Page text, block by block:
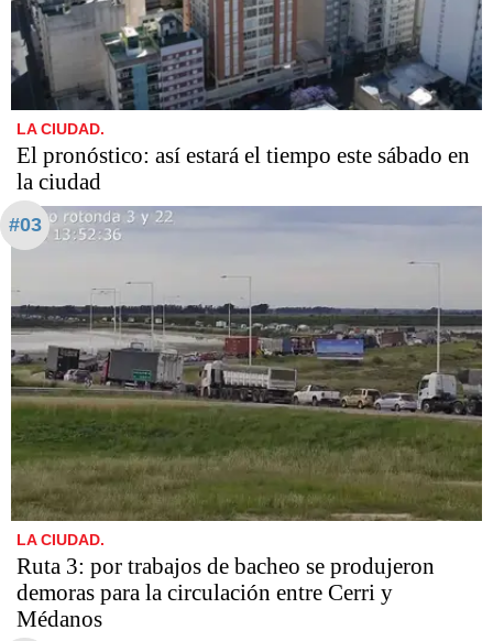
LA CIUDAD.
El pronóstico: así estará el tiempo este sábado en
la ciudad
#03
LA CIUDAD.
Ruta 3: por trabajos de bacheo se produjeron
demoras para la circulación entre Cerri y
Médanos